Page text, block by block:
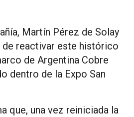
Martín Pérez de Solay
reactivar este histórico
de Argentina Cobre
dentro de la Expo San
que, una vez reiniciada la